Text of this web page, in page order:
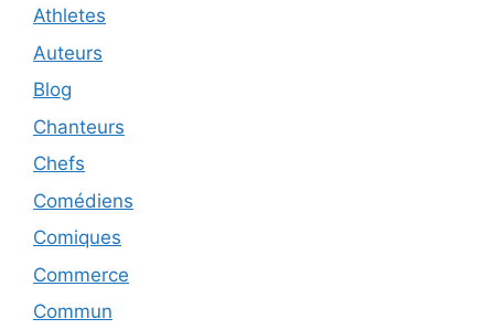
Athletes
Auteurs
Blog
Chanteurs
Chefs
Comédiens
Comiques
Commerce
Commun